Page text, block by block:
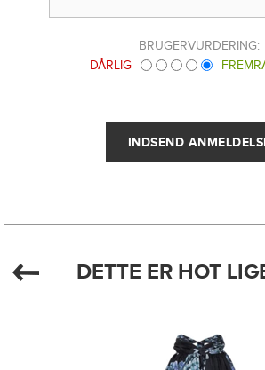
BRUGERVURDERING:
DÅRLIG
DETTE ER HOT